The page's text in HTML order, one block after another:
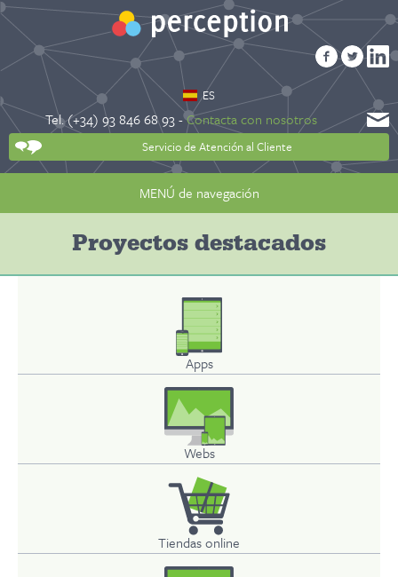
ES
Tel. (+34) 93 846 68 93 -Contacta con nosotros
Servicio de Atención al Cliente
MENÚ de navegación
Proyectos destacados
Apps
Webs
Tiendas online